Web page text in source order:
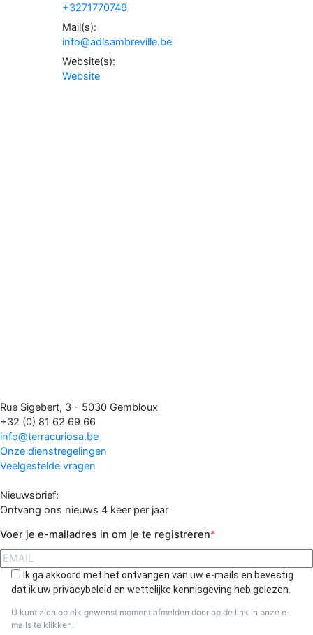
+3271770749
Mail(s):
info@adlsambreville.be
Website(s):
Website
Rue Sigebert, 3 - 5030 Gembloux
+32 (0) 81 62 69 66
info@terracuriosa.be
Onze dienstregelingen
Veelgestelde vragen
Nieuwsbrief:
Ontvang ons nieuws 4 keer per jaar
Voer je e-mailadres in om je te registreren
Ik ga akkoord met het ontvangen van uw e-mails en bevestig
dat ik uw privacybeleid en wettelijke kennisgeving heb gelezen.
U kunt zich op elk gewenst moment afmelden door op de link in onze e-
mails te klikken.